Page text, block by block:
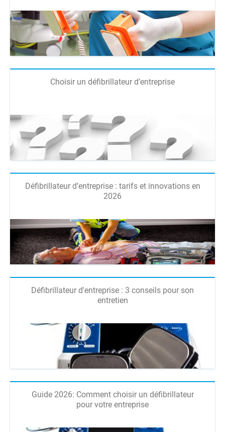
Choisir un défibrillateur d’entreprise
Défibrillateur d’entreprise : tarifs et innovations en
2026
Défibrillateur d'entreprise : 3 conseils pour son
entretien
Guide 2026: Comment choisir un défibrillateur
pour votre entreprise